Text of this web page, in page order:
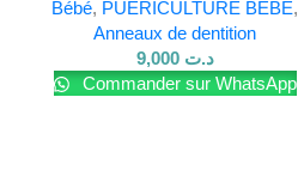
Bébé, PUÉRICULTURE BÉBÉ,
Anneaux de dentition
د.ت 9,000
Commander sur WhatsApp